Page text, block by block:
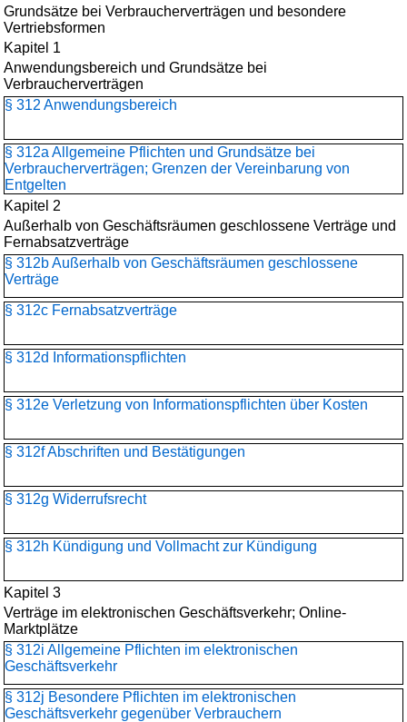
Grundsätze bei Verbraucherverträgen und besondere
Vertriebsformen
Kapitel 1
Anwendungsbereich und Grundsätze bei
Verbraucherverträgen
§ 312 Anwendungsbereich
§ 312a Allgemeine Pflichten und Grundsätze bei
Verbraucherverträgen; Grenzen der Vereinbarung von
Entgelten
Kapitel 2
Außerhalb von Geschäftsräumen geschlossene Verträge und
Fernabsatzverträge
§ 312b Außerhalb von Geschäftsräumen geschlossene
Verträge
§ 312c Fernabsatzverträge
§ 312d Informationspflichten
§ 312e Verletzung von Informationspflichten über Kosten
§ 312f Abschriften und Bestätigungen
§ 312g Widerrufsrecht
§ 312h Kündigung und Vollmacht zur Kündigung
Kapitel 3
Verträge im elektronischen Geschäftsverkehr; Online-
Marktplätze
§ 312i Allgemeine Pflichten im elektronischen
Geschäftsverkehr
§ 312j Besondere Pflichten im elektronischen
Geschäftsverkehr gegenüber Verbrauchern